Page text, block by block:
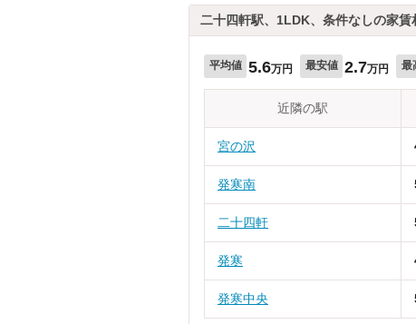
二十四軒駅、1LDK、条件なしの家賃
平均値 5.6万円 最安値 2.7万円 最
近隣の駅
宮の沢
発寒南
二十四軒
発寒
発寒中央